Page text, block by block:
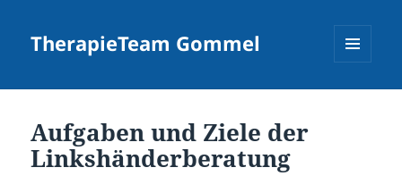
TherapieTeam Gommel
Aufgaben und Ziele der
Linkshänderberatung